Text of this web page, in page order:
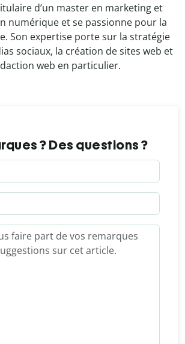
d’un master en marketing et
numérique et se passionne pour la
Son expertise porte sur la stratégie
sociaux, la création de sites web et
web en particulier.
? Des questions ?